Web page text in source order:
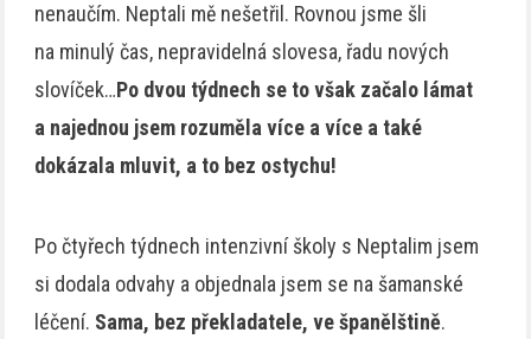
nenaučím. Neptali mě nešetřil. Rovnou jsme šli
na minulý čas, nepravidelná slovesa, řadu nových
slovíček…Po dvou týdnech se to však začalo lámat
a najednou jsem rozuměla více a více a také
dokázala mluvit, a to bez ostychu!
Po čtyřech týdnech intenzivní školy s Neptalim jsem
si dodala odvahy a objednala jsem se na šamanské
léčení. Sama, bez překladatele, ve španělštině.